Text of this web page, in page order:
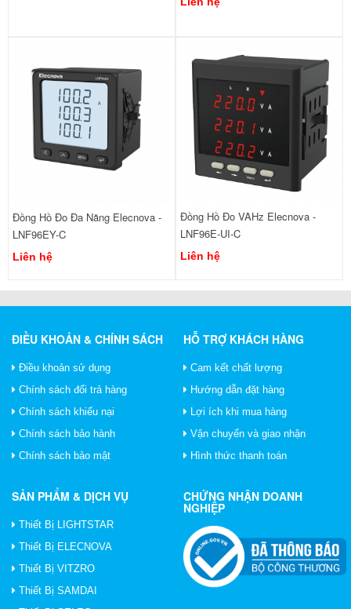
Đồng Hồ Đo Đa Năng Elecnova -
LNF96EY-C
Liên hệ
Đồng Hồ Đo VAHz Elecnova -
LNF96E-UI-C
Liên hệ
ĐIỀU KHOẢN & CHÍNH SÁCH
Điều khoản sử dụng
Chính sách đổi trả hàng
Chính sách khiếu nại
Chính sách bảo hành
Chính sách bảo mật
HỖ TRỢ KHÁCH HÀNG
Cam kết chất lượng
Hướng dẫn đặt hàng
Lợi ích khi mua hàng
Vận chuyển và giao nhận
Hình thức thanh toán
SẢN PHẨM & DỊCH VỤ
Thiết Bị LIGHTSTAR
Thiết Bị ELECNOVA
Thiết Bị VITZRO
Thiết Bị SAMDAI
CHỨNG NHẬN DOANH
NGHIỆP